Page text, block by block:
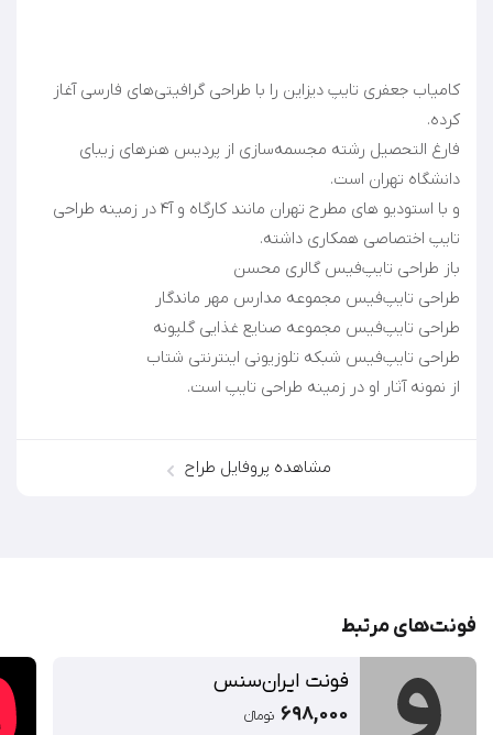
کامیاب جعفری تایپ دیزاین را با طراحی گرافیتی‌های فارسی آغاز
فارغ التحصیل رشته مجسمه‌سازی از پردیس هنرهای زیبای
و با استودیو های مطرح تهران مانند کارگاه و آ۴ در زمینه طراحی
از نمونه آثار او در زمینه طراحی تایپ است.
مشاهده پروفایل طراح
فونت‌‌های مرتبط
فونت ایران‌سنس
698,000 تومان‫ء‬‫